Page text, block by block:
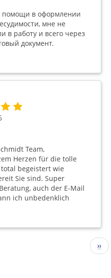
помощи в оформлении
мне не
в работу и всего через
документ.
Team,
Herzen für die tolle
begeistert wie
Sie sind. Super
auch der E-Mail
ich unbedenklich
››